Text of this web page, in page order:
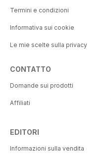
Termini e condizioni
Informativa sui cookie
Le mie scelte sulla privacy
CONTATTO
Domande sui prodotti
Affiliati
EDITORI
Informazioni sulla vendita